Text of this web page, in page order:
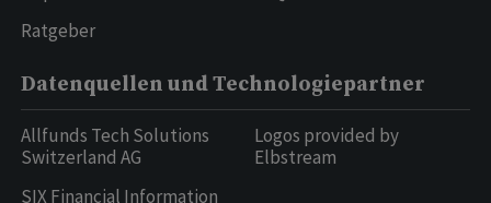
Ratgeber
Datenquellen und Technologiepartner
Allfunds Tech Solutions
Switzerland AG
SIX Financial Information
Logos provided by
Elbstream